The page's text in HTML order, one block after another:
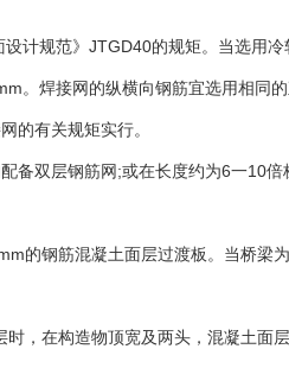
计规范》JTGD40的规矩。当选用冷
。焊接网的纵横向钢筋宜选用相同
的有关规矩实行。
备双层钢筋网;或在长度约为6一10倍
的钢筋混凝土面层过渡板。当桥梁
，在构造物顶宽及两头，混凝土面